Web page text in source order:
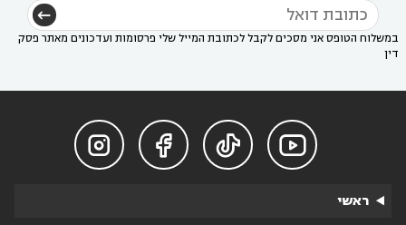
במשלוח הטופס אני מסכים לקבל לכתובת המייל שלי פרסומות ועדכונים מאתר פסק
דין




ראשי